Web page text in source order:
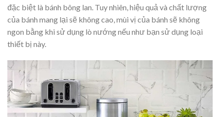
đặc biệt là bánh bông lan. Tuy nhiên, hiệu quả và chất lượng
của bánh mang lại sẽ không cao, mùi vị của bánh sẽ không
ngon bằng khi sử dụng lò nướng nếu như bạn sử dụng loại
thiết bị này.